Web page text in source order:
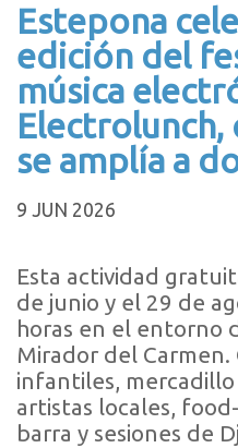
Estepona
edición del
música
Electrolunch,
se amplía a
9 JUN 2026
Esta actividad
de junio y el 29 de
horas en el entorno
Mirador del
infantiles,
artistas locales,
barra y sesiones de